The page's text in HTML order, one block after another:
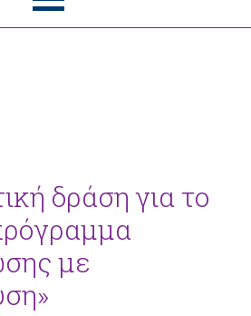
δράση για το
με